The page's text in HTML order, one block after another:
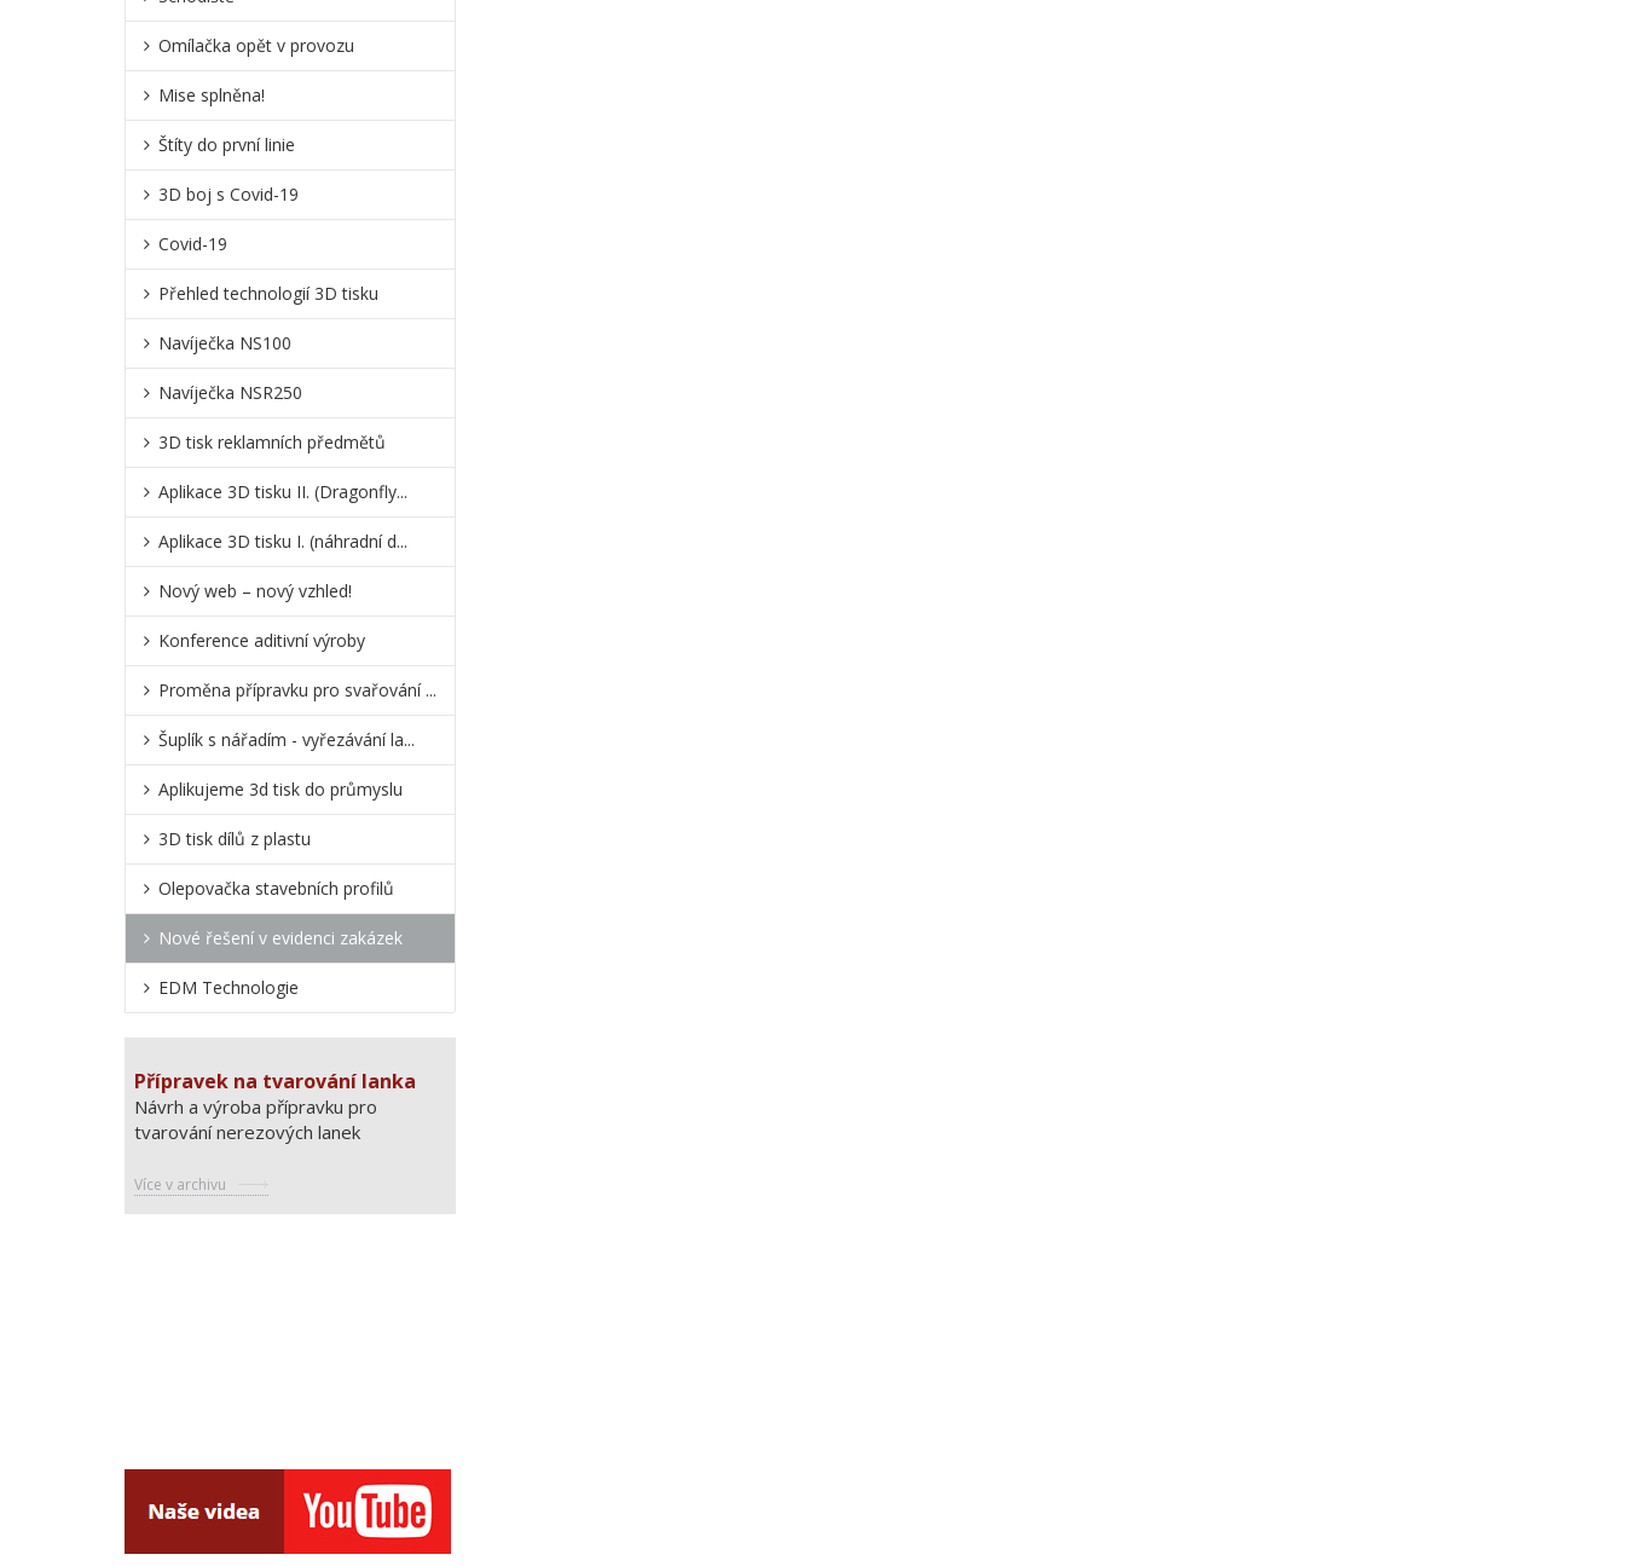
Omílačka opět v provozu
Mise splněna!
Štíty do první linie
3D boj s Covid-19
Covid-19
Přehled technologií 3D tisku
Navíječka NS100
Navíječka NSR250
3D tisk reklamních předmětů
Aplikace 3D tisku II. (Dragonfly...
Aplikace 3D tisku I. (náhradní d...
nový web – nový vzhled!
Konference aditivní výroby
Proměna přípravku pro svařování ...
Šuplík s nářadím - vyřezávání la...
Aplikujeme 3d tisk do průmyslu
3D tisk dílů z plastu
Olepovačka stavebních profilů
Nové řešení v evidenci zakázek
EDM Technologie
Přípravek na tvarování lanka
Návrh a výroba přípravku pro
tvarování nerezových lanek
Více v archivu